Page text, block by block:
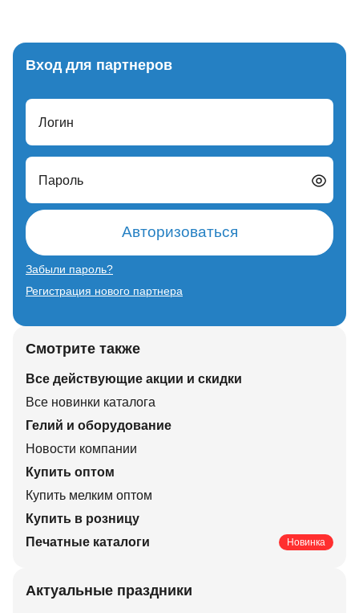
Вход для партнеров
Логин
Пароль
Авторизоваться
Забыли пароль?
Регистрация нового партнера
Смотрите также
Все действующие акции и скидки
Все новинки каталога
Гелий и оборудование
Новости компании
Купить оптом
Купить мелким оптом
Купить в розницу
Печатные каталоги
Новинка
Актуальные праздники